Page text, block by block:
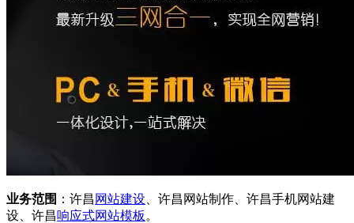
业务范围 ：许昌 网站建设 、许昌网站制作、许昌手机网站建
设、许昌响应式网站模板 。